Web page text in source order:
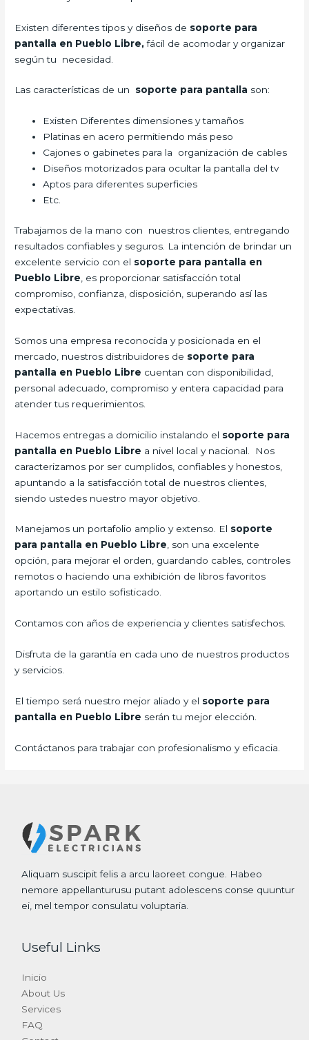
Existen diferentes tipos y diseños de soporte para
pantalla en Pueblo Libre,fácil de acomodar y organizar
según tu necesidad.
Las características de un soporte para pantalla son:
Existen Diferentes dimensiones y tamaños
Platinas en acero permitiendo más peso
Cajones o gabinetes para la organización de cables
Diseños motorizados para ocultar la pantalla del tv
Aptos para diferentes superficies
Etc.
Trabajamos de la mano con nuestros clientes, entregando
resultados confiables y seguros. La intención de brindar un
excelente servicio con el soporte para pantalla en
Pueblo Libre , es proporcionar satisfacción total
compromiso, confianza, disposición, superando así las
expectativas.
Somos una empresa reconocida y posicionada en el
mercado, nuestros distribuidores de soporte para
pantalla en Pueblo Libre cuentan con disponibilidad,
personal adecuado, compromiso y entera capacidad para
atender tus requerimientos.
Hacemos entregas a domicilio instalando el soporte para
pantalla en Pueblo Libre a nivel local y nacional. Nos
caracterizamos por ser cumplidos, confiables y honestos,
apuntando a la satisfacción total de nuestros clientes,
siendo ustedes nuestro mayor objetivo.
Manejamos un portafolio amplio y extenso. El soporte
para pantalla en Pueblo Libre, son una excelente
opción, para mejorar el orden, guardando cables, controles
remotos o haciendo una exhibición de libros favoritos
aportando un estilo sofisticado.
Contamos con años de experiencia y clientes satisfechos.
Disfruta de la garantía en cada uno de nuestros productos
y servicios.
El tiempo será nuestro mejor aliado y el soporte para
pantalla en Pueblo Libre serán tu mejor elección.
Contáctanos para trabajar con profesionalismo y eficacia.
Aliquam suscipit felis a arcu laoreet congue. Habeo
nemore appellanturusu putant adolescens conse quuntur
ei, mel tempor consulatu voluptaria.
Useful Links
Inicio
About Us
Services
FAQ